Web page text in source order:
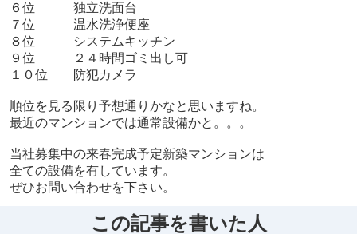
６位 独立洗面台
７位 温水洗浄便座
８位 システムキッチン
９位 ２４時間ゴミ出し可
１０位 防犯カメラ
順位を見る限り予想通りかなと思いますね。
最近のマンションでは通常設備かと。。。
当社募集中の来春完成予定新築マンションは
全ての設備を有しています。
ぜひお問い合わせを下さい。
この記事を書いた人